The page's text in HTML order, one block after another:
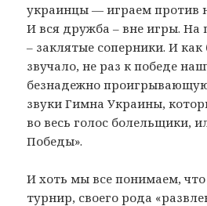
украинцы — играем против
И вся дружба – вне игры. На
– заклятые соперники. И
звучало, не раз к победе
безнадежно
звуки Гимна Украины,
во весь голос болельщики,
Победы».
И хоть мы все понимаем,
турнир, своего рода